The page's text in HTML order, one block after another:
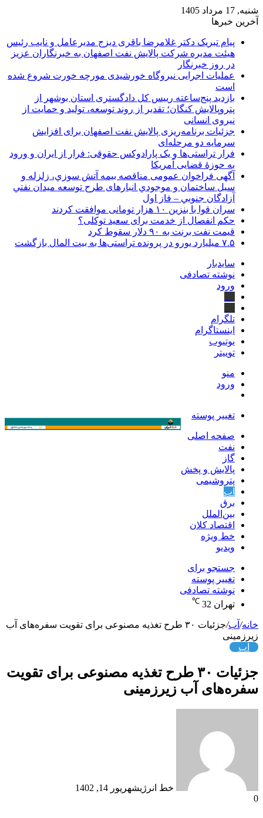
شنبه, 17 مرداد 1405
آخرین خبرها
پیام تبریک دکتر غلامرضا باقری دیزج مدیرعامل و نایب رئیس
هیئت مدیره شرکت پالایش نفت اصفهان به خبرنگاران عزیز
در روز خبرنگار
عملیات اجرایی نیروگاه خورشیدی مورچه خورت شروع شده
است
بازدید پنج‌ساعته رییس کل دادگستری استان بوشهر از
پتروپالایش کنگان؛ تقدیر از روند توسعه، تولید و حمایت از
نیروی انسانی
جزئیات برنامه‌ریزی پالایش نفت اصفهان برای افزایش
سرمایه دو مرحله‌ای
فرار تراستی‌ها و یک پارادوکس حقوقی: فرار از ایران و ورود
به حوزۀ قضایی آمریکا
آگهی فراخوان عمومی مناقصه بيمه آتش سوزي، زلزله و
سیل ساختمان و موجودي انبارهای طرح توسعه ميدان نفتي
آزادگان جنوبي – فاز اول
سران قوا با بنزین ۱۰ هزار تومانی موافقت کردند
حکم انفصال از خدمت برای سعید توکلی؟
قیمت نفت برنت به ۹۰ دلار سقوط کرد
۷.۵ میلیارد یورو در پرونده تراستی‌ها به بیت المال بازگشت
سایدبار
نوشته تصادفی
ورود
تلگرام
اینستاگرام
یوتیوب
توییتر
منو
ورود
تغییر پوسته
صفحه اصلی
نفت
گاز
پالایش و پخش
پتروشیمی
آب
برق
بین‌الملل
اقتصاد کلان
خط ویژه
ویدیو
جستجو برای
تغییر پوسته
نوشته تصادفی
تهران 32
℃
خانه/ آب/
جزئیات ۳۰ طرح تغذیه مصنوعی برای تقویت سفره‌های آب
زیرزمینی
آب
جزئیات ۳۰ طرح تغذیه مصنوعی برای تقویت
سفره‌های آب زیرزمینی
خط انرژیشهریور 14, 1402
0